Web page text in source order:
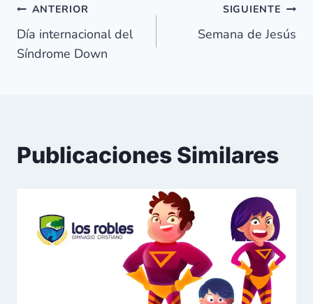
Navegación
de
ANTERIOR
Día internacional del
Síndrome Down
SIGUIENTE
Semana de Jesús
Publicaciones Similares